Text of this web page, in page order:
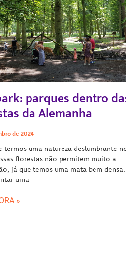
parques dentro
da Alemanha
de 2024
termos uma natureza deslumbrante
florestas não permitem muito a
já que temos uma mata bem densa.
uma
»